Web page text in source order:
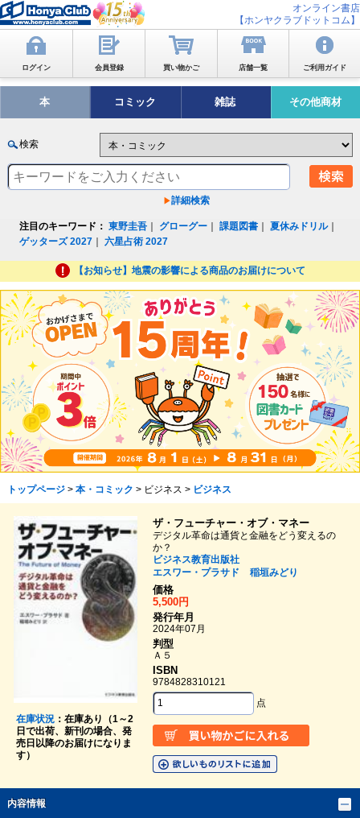
オンライン書店
【ホンヤクラブドットコム】
ログイン 会員登録 買い物かご 店舗一覧 ご利用ガイド
本 コミック 雑誌 その他商材
検索
詳細検索
注目のキーワード： 東野圭吾 グローグー ｜課題図書 ｜夏休みドリル｜
ゲッターズ 2027 ｜六星占術 2027
【お知らせ】地震の影響による商品のお届けについて
トップページ> 本・コミック > ビジネス > ビジネス
在庫状況：在庫あり（1～2
日で出荷、新刊の場合、発
売日以降のお届けになりま
す）
ザ・フューチャー・オブ・マネー
デジタル革命は通貨と金融をどう変えるの
か？
ビジネス教育出版社
エスワー・プラサド
稲垣みどり
価格
5,500円
発行年月
2024年07月
判型
Ａ５
ISBN
9784828310121
点
内容情報